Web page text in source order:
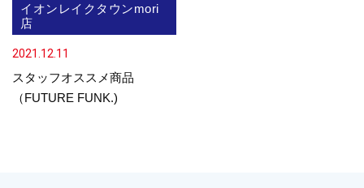
イオンレイクタウンmori
店
2021.12.11
スタッフオススメ商品
（FUTURE FUNK.)